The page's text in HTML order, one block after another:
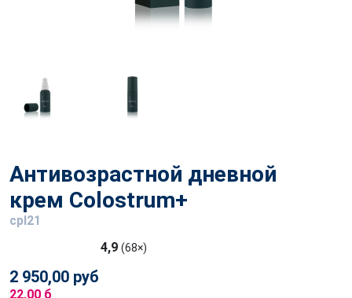
Антивозрастной дневной
крем Colostrum+
cpl21
4,9 (68×)
2 950,00 руб
22,00 б